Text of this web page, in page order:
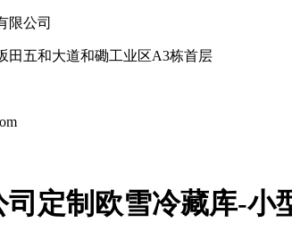
限公司
田五和大道和磡工业区A3栋首层
司定制欧雪冷藏库-小